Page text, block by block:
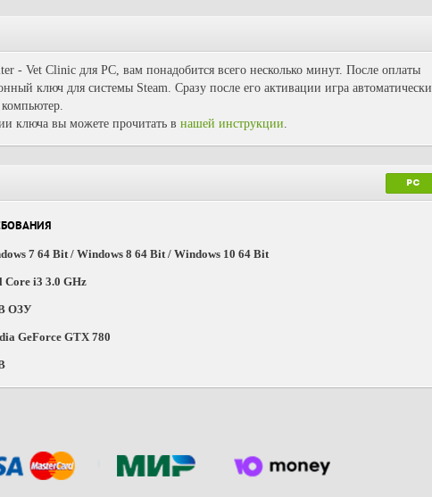
- Vet Clinic для PC, вам понадобится всего несколько минут. После оплаты
ключ для системы Steam. Сразу после его активации игра автоматически
компьютер.
ключа вы можете прочитать в нашей инструкции.
PC
7 64 Bit / Windows 8 64 Bit / Windows 10 64 Bit
Core i3 3.0 GHz
ОЗУ
GeForce GTX 780